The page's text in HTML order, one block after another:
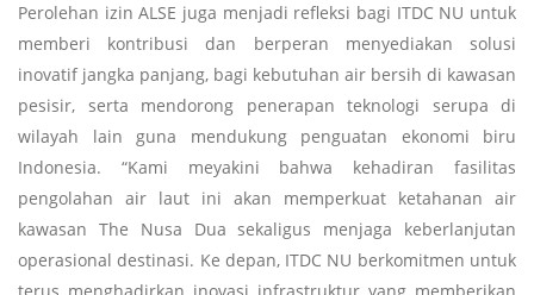
Perolehan izin ALSE juga menjadi refleksi bagi ITDC NU untuk
memberi kontribusi dan berperan menyediakan solusi
inovatif jangka panjang, bagi kebutuhan air bersih di kawasan
pesisir, serta mendorong penerapan teknologi serupa di
wilayah lain guna mendukung penguatan ekonomi biru
Indonesia. “Kami meyakini bahwa kehadiran fasilitas
pengolahan air laut ini akan memperkuat ketahanan air
kawasan The Nusa Dua sekaligus menjaga keberlanjutan
operasional destinasi. Ke depan, ITDC NU berkomitmen untuk